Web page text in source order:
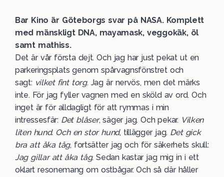
Bar Kino är Göteborgs svar på NASA. Komplett
med mänskligt DNA, mayamask, veggokäk, öl
samt mathiss.
Det är vår första dejt. Och jag har just pekat ut en
parkeringsplats genom spårvagnsfönstret och
sagt: vilket fint torg. Jag är nervös, men det märks
inte. För jag fyller vagnen med en sköld av ord. Och
inget är för alldagligt för att rymmas i min
intressesfär: Det blåser, säger jag. Och pekar. Vilken
liten hund. Och en stor hund, tillägger jag. Det gick
bra att åka tåg, fortsätter jag och för säkerhets skull:
Jag gillar att åka tåg. Sedan kastar jag mig in i ett
oklart resonemang om ostbågar. Och så där håller